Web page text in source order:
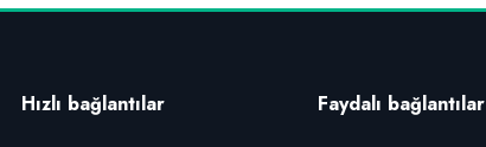
Hızlı bağlantılar Faydalı bağlantılar